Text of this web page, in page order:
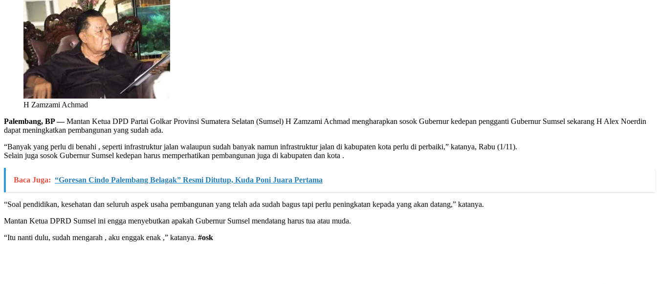
H Zamzami Achmad
Palembang, BP —Mantan Ketua DPD Partai Golkar Provinsi Sumatera Selatan (Sumsel) H Zamzami Achmad mengharapkan sosok Gubernur kedepan pengganti Gubernur Sumsel sekarang H Alex Noerdin
dapat meningkatkan pembangunan yang sudah ada.
“Banyak yang perlu di benahi , seperti infrastruktur jalan walaupun sudah banyak namun infrastruktur jalan di kabupaten kota perlu di perbaiki,” katanya, Rabu (1/11).
Selain juga sosok Gubernur Sumsel kedepan harus memperhatikan pembangunan juga di kabupaten dan kota .
Baca Juga: “Goresan Cindo Palembang Belagak” Resmi Ditutup, Kuda Poni Juara Pertama
“Soal pendidikan, kesehatan dan seluruh aspek usaha pembangunan yang telah ada sudah bagus tapi perlu peningkatan kepada yang akan datang,” katanya.
Mantan Ketua DPRD Sumsel ini engga menyebutkan apakah Gubernur Sumsel mendatang harus tua atau muda.
“Itu nanti dulu, sudah mengarah , aku enggak enak ,” katanya. #osk